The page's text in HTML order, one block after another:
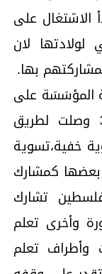
الاشتغال على
لان
بها.
المؤسَسَة على
اتفاقية أوسلو وقراري 242 و338 وصلت لطريق
خفية،تسوية
كمشارك
تشارك
وأخرى تعلم
وأطراف تعلم